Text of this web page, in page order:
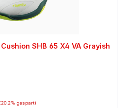
SHB 65 X4 VA Grayish
Preis:
(20.2% gespart)